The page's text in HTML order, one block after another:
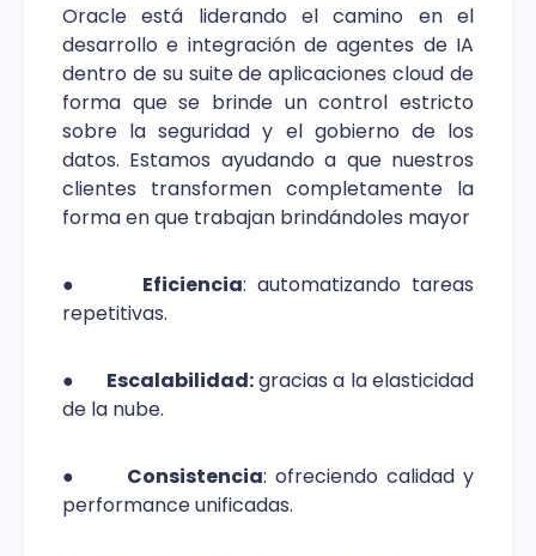
Oracle está liderando el camino en el
desarrollo e integración de agentes de IA
dentro de su suite de aplicaciones cloud de
forma que se brinde un control estricto
sobre la seguridad y el gobierno de los
datos. Estamos ayudando a que nuestros
clientes transformen completamente la
forma en que trabajan brindándoles mayor
● Eficiencia: automatizando tareas
repetitivas.
● Escalabilidad:gracias a la elasticidad
de la nube.
● Consistencia: ofreciendo calidad y
performance unificadas.